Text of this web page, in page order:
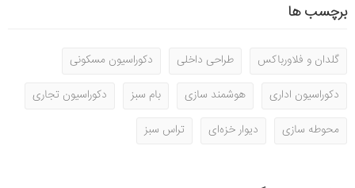
برچسب ها
گلدان و فلاورباکس طراحی داخلی
دکوراسیون مسکونی
دکوراسیون اداری
هوشمند سازی بام سبز
دکوراسیون تجاری
محوطه سازی
دیوار خزه‌ای تراس سبز